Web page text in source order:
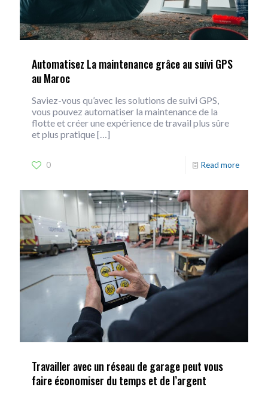
Automatisez La maintenance grâce au suivi GPS
au Maroc
Saviez-vous qu’avec les solutions de suivi GPS,
vous pouvez automatiser la maintenance de la
flotte et créer une expérience de travail plus sûre
et plus pratique[…]
0 Read more
Travailler avec un réseau de garage peut vous
faire économiser du temps et de l’argent